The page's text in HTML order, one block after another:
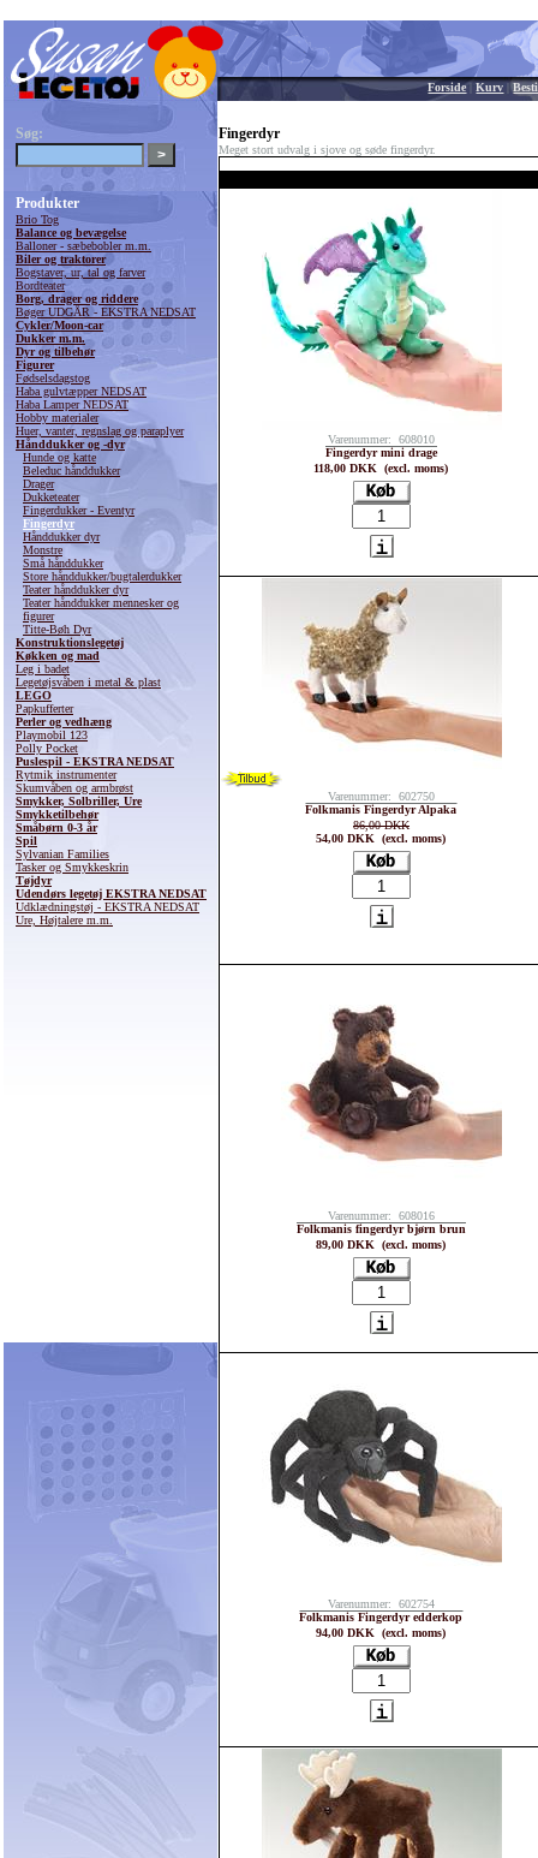
Forside|Kurv |
Søg:
Produkter
Brio Tog
Balance og bevægelse
Balloner - sæbebobler m.m.
Biler og traktorer
Bogstaver, ur, tal og farver
Bordteater
Borg, drager og riddere
Bøger UDGÅR - EKSTRA NEDSAT
Cykler/Moon-car
Dukker m.m.
Dyr og tilbehør
Figurer
Fødselsdagstog
Haba gulvtæpper NEDSAT
Haba Lamper NEDSAT
Hobby materialer
Huer, vanter, regnslag og paraplyer
Hånddukker og -dyr
Hunde og katte
Beleduc hånddukker
Drager
Dukketeater
Fingerdukker - Eventyr
Fingerdyr
Hånddukker dyr
Monstre
Små hånddukker
Store hånddukker/bugtalerdukker
Teater hånddukker dyr
Teater hånddukker mennesker og
figurer
Titte-Bøh Dyr
Konstruktionslegetøj
Køkken og mad
Leg i badet
Legetøjsvåben i metal & plast
LEGO
Papkufferter
Perler og vedhæng
Playmobil 123
Polly Pocket
Puslespil - EKSTRA NEDSAT
Rytmik instrumenter
Skumvåben og armbrøst
Smykker, Solbriller, Ure
Smykketilbehør
Småbørn 0-3 år
Spil
Sylvanian Families
Tasker og Smykkeskrin
Tøjdyr
Udendørs legetøj EKSTRA NEDSAT
Udklædningstøj - EKSTRA NEDSAT
Ure, Højtalere m.m.
Fingerdyr
Meget stort udvalg i sjove og søde fingerdyr.
Varenummer: 608010
Fingerdyr mini drage
118,00 DKK (excl. moms)
Varenummer: 602750
Folkmanis Fingerdyr Alpaka
86,00 DKK
54,00 DKK (excl. moms)
Varenummer: 608016
Folkmanis fingerdyr bjørn brun
89,00 DKK (excl. moms)
Varenummer: 602754
Folkmanis Fingerdyr edderkop
94,00 DKK (excl. moms)